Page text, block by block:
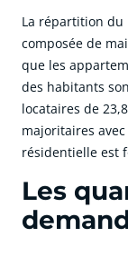
La répartition du
composée de
que les
des habitants
locataires de
majoritaires
résidentielle est
Les